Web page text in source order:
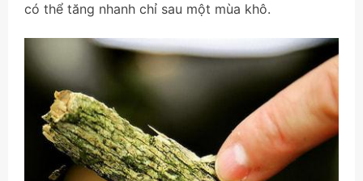
có thể tăng nhanh chỉ sau một mùa khô.